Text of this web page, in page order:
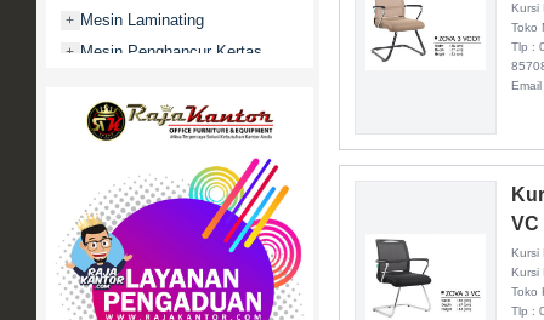
+ Mesin Laminating
+ Mesin Penghancur Kertas
Mobile File / Roll O Pack
Movitex
Paper Cutter
Partisi Kantor
Promo
+ Rak Serbaguna
+ Ranjang Besi
Kursi
Toko
Tlp :
VC
Kursi
Kursi
Toko
Tlp :